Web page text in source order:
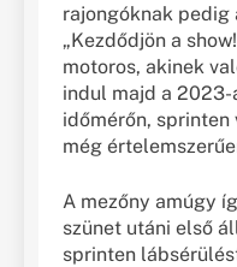
rajongóknak pedig
„Kezdődjön a
motoros, akinek
indul majd a
időmérőn,
még
A mezőny amúgy
szünet utáni első
sprinten